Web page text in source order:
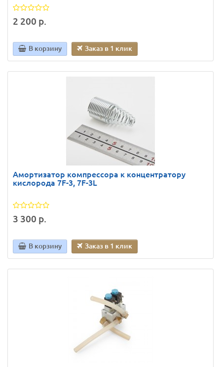
2 200 р.
В корзину Заказ в 1 клик
Амортизатор компрессора к концентратору
кислорода 7F-3, 7F-3L
3 300 р.
В корзину Заказ в 1 клик